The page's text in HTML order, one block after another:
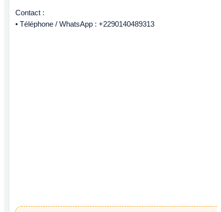
Contact :
• Téléphone / WhatsApp : +2290140489313